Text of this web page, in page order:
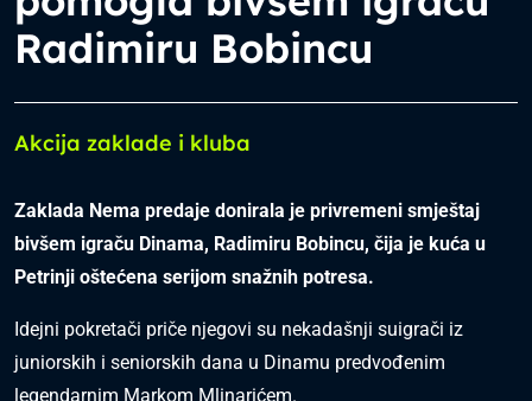
Radimiru Bobincu
Akcija zaklade i kluba
Zaklada Nema predaje donirala je privremeni smještaj
bivšem igraču Dinama, Radimiru Bobincu, čija je kuća u
Petrinji oštećena serijom snažnih potresa.
Idejni pokretači priče njegovi su nekadašnji suigrači iz
juniorskih i seniorskih dana u Dinamu predvođenim
legendarnim Markom Mlinarićem.